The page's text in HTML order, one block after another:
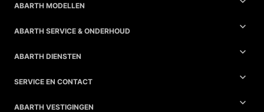
ABARTH MODELLEN
ABARTH SERVICE & ONDERHOUD
ABARTH DIENSTEN
SERVICE EN CONTACT
ABARTH VESTIGINGEN